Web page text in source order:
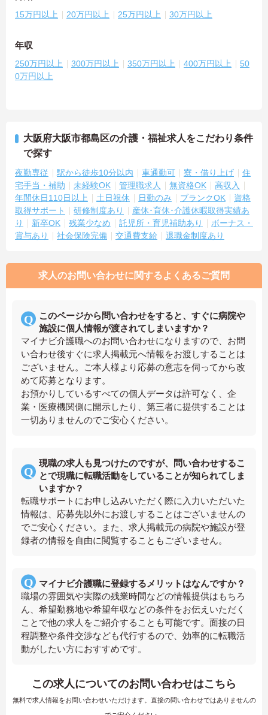
15万円以上 20万円以上 25万円以上 30万円以上
年収
250万円以上 300万円以上 350万円以上 400万円以上
50
0万円以上
大阪府大阪市都島区の介護・福祉求人をこだわり条件
で探す
夜勤専従 駅から徒歩10分以内 車通勤可 寮・借り上げ
住
宅手当・補助
未経験OK 管理職求人 無資格OK
高収入
年間休日110日以上
土日祝休 日勤のみ ブランクOK
資格
取得サポート
研修制度あり
産休･育休･介護休暇取得実績あ
り
新卒OK 残業少なめ 託児所・育児補助あり
ボーナス・
賞与あり
社会保険完備 交通費支給 退職金制度あり
求人のお問い合わせに関するよくあるご質問
このページから問い合わせをすると、すぐに病院や
施設に個人情報が渡されてしまいますか？
マイナビ介護職へのお問い合わせになりますので、お問
い合わせ後すぐに求人掲載元へ情報をお渡しすることは
ございません。ご本人様より応募の意志を伺ってから改
めて応募となります。
お預かりしているすべての個人データは許可なく、企
業・医療機関側に開示したり、第三者に提供することは
一切ありませんのでご安心ください。
現職の求人も見つけたのですが、問い合わせするこ
とで現職に転職活動をしていることが知られてしま
いますか？
転職サポートにお申し込みいただく際に入力いただいた
情報は、応募先以外にお渡しすることはございませんの
でご安心ください。また、求人掲載元の病院や施設が登
録者の情報を自由に閲覧することもございません。
マイナビ介護職に登録するメリットはなんですか？
職場の雰囲気や実際の残業時間などの情報提供はもちろ
ん、希望勤務地や希望年収などの条件をお伝えいただく
ことで他の求人をご紹介することも可能です。面接の日
程調整や条件交渉なども代行するので、効率的に転職活
動がしたい方におすすめです。
この求人についてのお問い合わせはこちら
無料で求人情報をお問い合わせいただけます。直接の問い合わせではありませんの